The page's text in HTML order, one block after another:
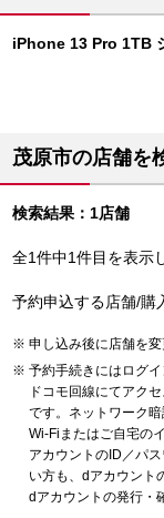
iPhone 13 Pro 1TB
茂原市の店舗を
検索結果：1店舗
全1件中1件目を表示
予約申込する店舗/購
申し込み後に店舗を変
予約手続きにはログイ
ドコモ回線にてアク
です。ネットワーク
Wi-Fiまたはご自宅の
アカウントのID／パ
い方も、dアカウント
dアカウントの発行・